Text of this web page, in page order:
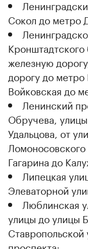
Сокол до метро
железную
дорогу до
Войковская до
Ленинский
Обручева,
Удальцова, от
Гагарина до
Липецкая
Элеваторной
Люблинская
улицы до улицы
Ставропольской